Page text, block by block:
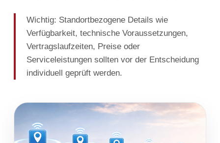
Wichtig: Standortbezogene Details wie
Verfügbarkeit, technische Voraussetzungen,
Vertragslaufzeiten, Preise oder
Serviceleistungen sollten vor der Entscheidung
individuell geprüft werden.